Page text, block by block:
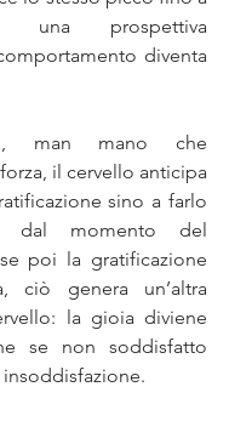
una prospettiva
diventa
man mano che
il cervello anticipa
sino a farlo
dal momento del
poi la gratificazione
ciò genera un’altra
la gioia diviene
se non soddisfatto